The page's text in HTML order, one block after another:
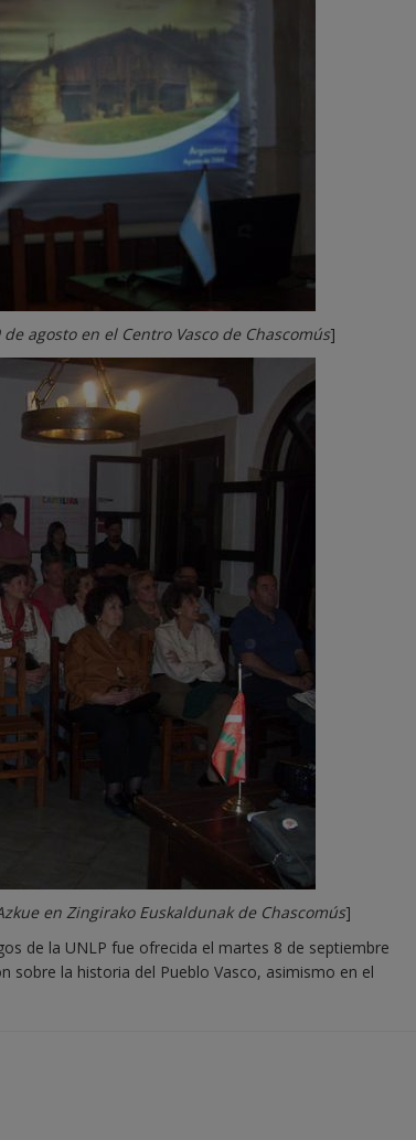
agosto en el Centro Vasco de Chascomús]
en Zingirako Euskaldunak de Chascomús]
de la UNLP fue ofrecida el martes 8 de septiembre
sobre la historia del Pueblo Vasco, asimismo en el